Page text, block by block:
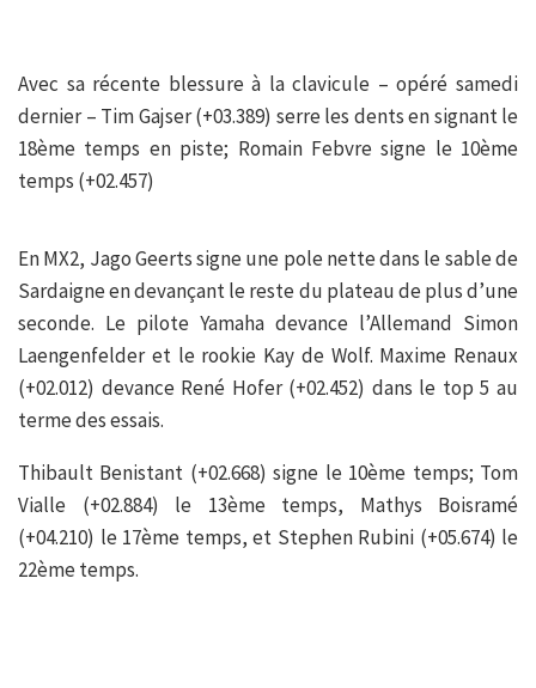
Avec sa récente blessure à la clavicule – opéré samedi
dernier – Tim Gajser (+03.389) serre les dents en signant le
18ème temps en piste; Romain Febvre signe le 10ème
temps (+02.457)
En MX2, Jago Geerts signe une pole nette dans le sable de
Sardaigne en devançant le reste du plateau de plus d’une
seconde. Le pilote Yamaha devance l’Allemand Simon
Laengenfelder et le rookie Kay de Wolf. Maxime Renaux
(+02.012) devance René Hofer (+02.452) dans le top 5 au
terme des essais.
Thibault Benistant (+02.668) signe le 10ème temps; Tom
Vialle (+02.884) le 13ème temps, Mathys Boisramé
(+04.210) le 17ème temps, et Stephen Rubini (+05.674) le
22ème temps.